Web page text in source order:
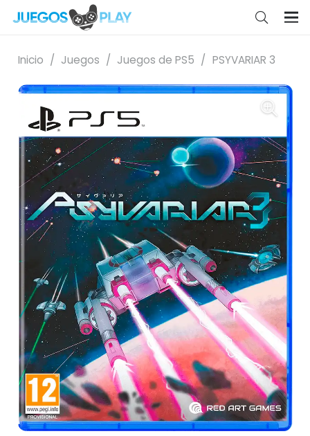
Inicio / Juegos / Juegos de PS5 / PSYVARIAR 3